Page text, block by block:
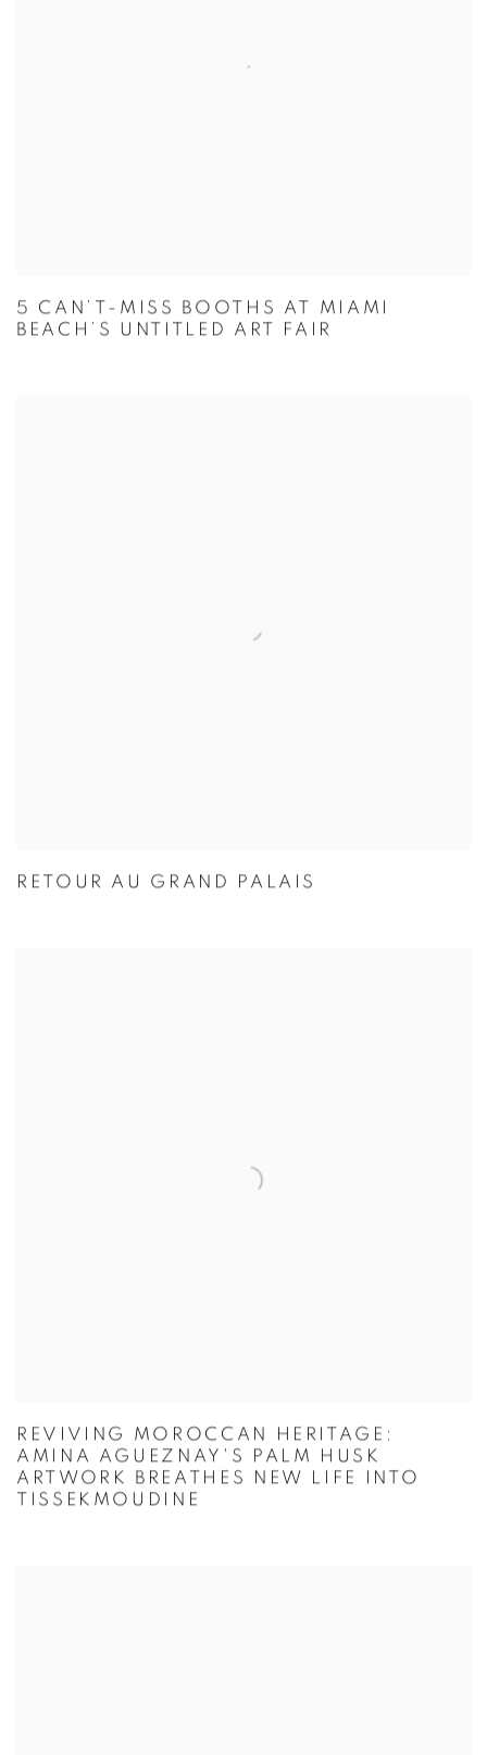
5 CAN’T-MISS BOOTHS AT MIAMI
BEACH’S UNTITLED ART FAIR
RETOUR AU GRAND PALAIS
REVIVING MOROCCAN HERITAGE:
AMINA AGUEZNAY'S PALM HUSK
ARTWORK BREATHES NEW LIFE INTO
TISSEKMOUDINE